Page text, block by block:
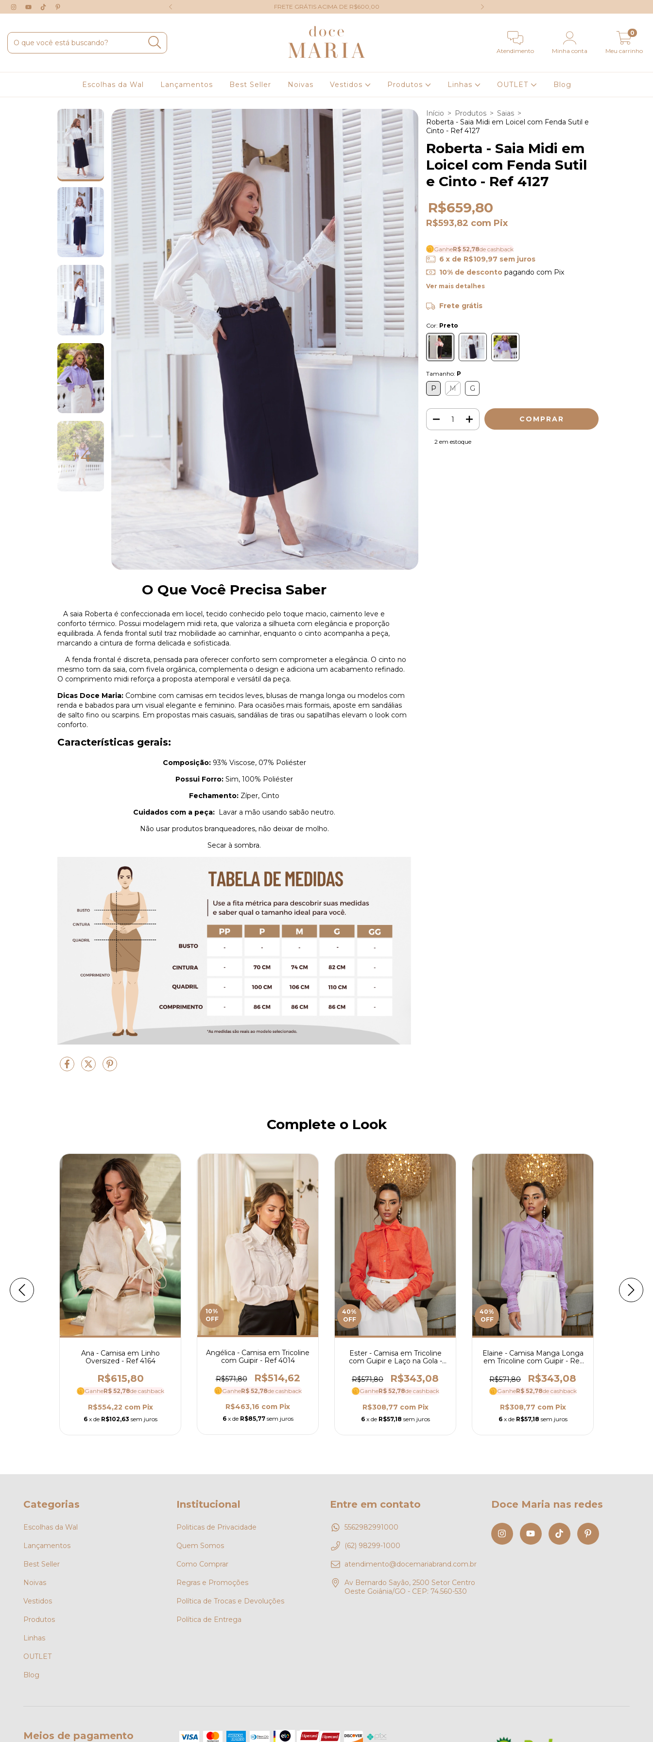
6X SEM JUROS FRETE GRÁTIS ACIMA DE R$600,00
Atendimento Minha conta Meu carrinho
0
Escolhas da Wal Lançamentos Best Seller Noivas Vestidos Produtos Linhas OUTLET Blog
+4
O Que Você Precisa Saber
A saia Roberta é confeccionada em liocel, tecido conhecido pelo toque macio, caimento leve e
conforto térmico. Possui modelagem midi reta, que valoriza a silhueta com elegância e proporção
equilibrada. A fenda frontal sutil traz mobilidade ao caminhar, enquanto o cinto acompanha a peça,
marcando a cintura de forma delicada e sofisticada.
A fenda frontal é discreta, pensada para oferecer conforto sem comprometer a elegância. O cinto no
mesmo tom da saia, com fivela orgânica, complementa o design e adiciona um acabamento refinado.
O comprimento midi reforça a proposta atemporal e versátil da peça.
Dicas Doce Maria: Combine com camisas em tecidos leves, blusas de manga longa ou modelos com
renda e babados para um visual elegante e feminino. Para ocasiões mais formais, aposte em sandálias
de salto fino ou scarpins. Em propostas mais casuais, sandálias de tiras ou sapatilhas elevam o look com
conforto.
Características gerais:
Composição: 93% Viscose, 07% Poliéster
Possui Forro: Sim, 100% Poliéster
Fechamento: Zíper, Cinto
Cuidados com a peça:
Lavar a mão usando sabão neutro.
Não usar produtos branqueadores, não deixar de molho.
Secar à sombra.
Início > Produtos > Saias >
Roberta - Saia Midi em Loicel com Fenda Sutil e
Cinto - Ref 4127
Roberta - Saia Midi em
Loicel com Fenda Sutil
e Cinto - Ref 4127
R$659,80
R$593,82 com Pix
GanheR$ 52,78de cashback
6 x de R$109,97 sem juros
10% de descontopagando com Pix
Ver mais detalhes
Frete grátis
Cor: Preto
Tamanho: P
P M G
2 em estoque
Complete o Look
Ana - Camisa em Linho
Oversized - Ref 4164
R$615,80
GanheR$ 52,78de cashback
R$554,22 com Pix
6 x de R$102,63 sem juros
10%
OFF
Angélica - Camisa em Tricoline
com Guipir - Ref 4014
R$571,80 R$514,62
GanheR$ 52,78de cashback
R$463,16 com Pix
6 x de R$85,77 sem juros
40%
OFF
Ester - Camisa em Tricoline
com Guipir e Laço na Gola -
R$571,80
R$343,08
GanheR$ 52,78de cashback
R$308,77 com Pix
6 x de R$57,18 sem juros
40%
OFF
Elaine - Camisa Manga Longa
em Tricoline com Guipir - Ref
R$571,80
R$343,08
GanheR$ 52,78de cashback
R$308,77 com Pix
6 x de R$57,18 sem juros
Categorias
Escolhas da Wal
Lançamentos
Best Seller
Noivas
Vestidos
Produtos
Linhas
OUTLET
Blog
Institucional
Politicas de Privacidade
Quem Somos
Como Comprar
Regras e Promoções
Política de Trocas e Devoluções
Política de Entrega
Entre em contato
5562982991000
(62) 98299-1000
atendimento@docemariabrand.com.br
Av Bernardo Sayão, 2500 Setor Centro
Oeste Goiânia/GO - CEP: 74.560-530
Doce Maria nas redes
Meios de pagamento